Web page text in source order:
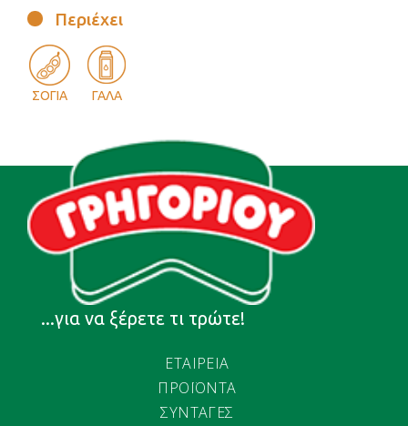
Περιέχει
ΣΟΓΙΑ ΓΑΛΑ
...για να ξέρετε τι τρώτε!
ΕΤΑΙΡΕΙΑ
ΠΡΟΪΟΝΤΑ
ΣΥΝΤΑΓΕΣ